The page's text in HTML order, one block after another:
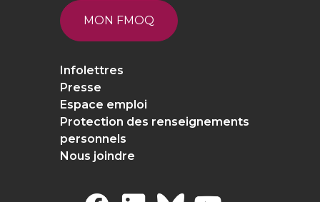
MON FMOQ
Infolettres
Presse
Espace emploi
Protection des renseignements
personnels
Nous joindre